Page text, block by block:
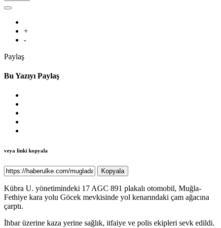
+
-
Paylaş
Bu Yazıyı Paylaş
veya linki kopyala
Kopyala
Kübra U. yönetimindeki 17 AGC 891 plakalı otomobil, Muğla-
Fethiye kara yolu Göcek mevkisinde yol kenarındaki çam ağacına
çarptı.
İhbar üzerine kaza yerine sağlık, itfaiye ve polis ekipleri sevk edildi.